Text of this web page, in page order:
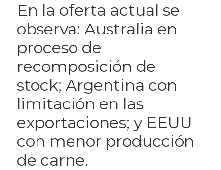
En la oferta actual se
observa: Australia en
proceso de
recomposición de
stock; Argentina con
limitación en las
exportaciones; y EEUU
con menor producción
de carne.